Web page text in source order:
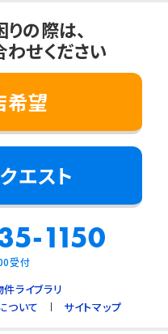
の際は、
せください
希望
エスト
1150
受付
件ライブラリ
ついて サイトマップ